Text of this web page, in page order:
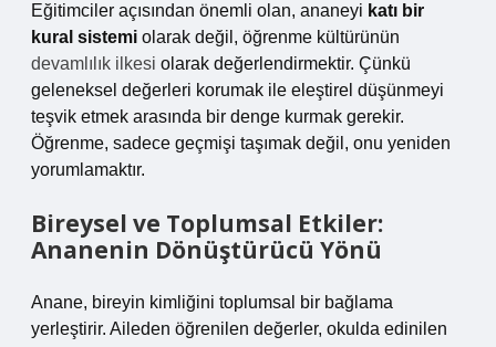
Eğitimciler açısından önemli olan, ananeyi katı bir
kural sistemi olarak değil, öğrenme kültürünün
devamlılık ilkesi olarak değerlendirmektir. Çünkü
geleneksel değerleri korumak ile eleştirel düşünmeyi
teşvik etmek arasında bir denge kurmak gerekir.
Öğrenme, sadece geçmişi taşımak değil, onu yeniden
yorumlamaktır.
Bireysel ve Toplumsal Etkiler:
Ananenin Dönüştürücü Yönü
Anane, bireyin kimliğini toplumsal bir bağlama
yerleştirir. Aileden öğrenilen değerler, okulda edinilen